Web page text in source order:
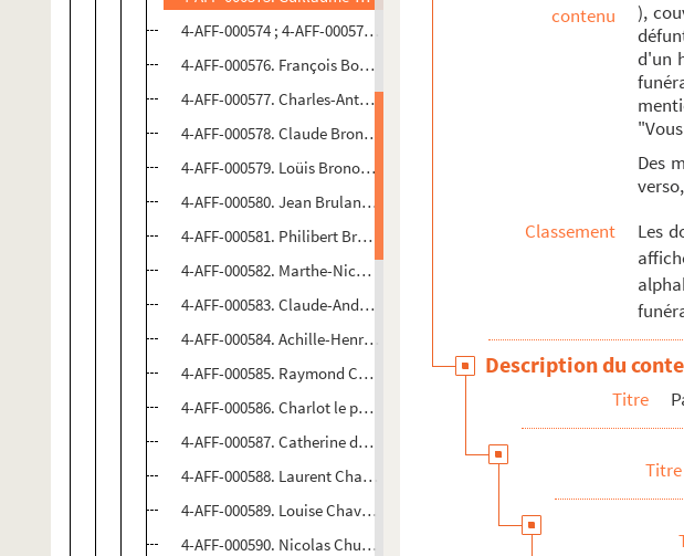
4-AFF-000574 ; 4-AFF-000575. Vincente Bougé, veuve Le Meusnier
4-AFF-000576. François Bourgeois, commissaire enquêteur examinateur
4-AFF-000577. Charles-Antoine-Jacques Bourgevin, trésorier général
4-AFF-000578. Claude Bronod l'aîné, avocat en parlement
4-AFF-000579. Loüis Bronod, seigneur de Lalande, conseiller secrétaire
4-AFF-000580. Jean Brulant, conseiller secrétaire du roi, receveur général
4-AFF-000581. Philibert Brunet de Vauxgé, conseiller secrétaire du roi,
4-AFF-000582. Marthe-Nicole Calvel, épouse d'Antoine-Henri Patu des
4-AFF-000583. Claude-André Canclaux, conseiller au Grand Conseil
4-AFF-000584. Achille-Henry Cannet, écuyer, député du commerce de
4-AFF-000585. Raymond Castin, capitaine du régiment des grenadiers
4-AFF-000586. Charlot le père, maître plombier et fontainier, bourgeois de
4-AFF-000587. Catherine du Charme, veuve Meusnier
4-AFF-000588. Laurent Charron, conseiller secrétaire du roi, receveur
4-AFF-000589. Louise Chavany, veuve Meusnier
4-AFF-000590. Nicolas Chuppin, conseiller secrétaire du roi, trésorier
contenu
),
d'un
Des
Classement
Les
Description du
Titre
Titre